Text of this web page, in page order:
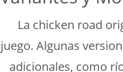
La chicken road
juego. Algunas
adicionales, como